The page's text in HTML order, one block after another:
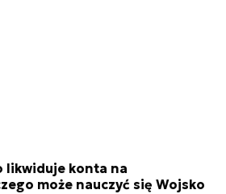
likwiduje konta na
może nauczyć się Wojsko